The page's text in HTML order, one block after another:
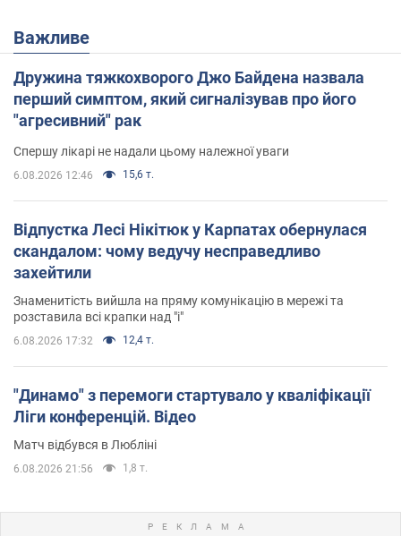
Важливе
Дружина тяжкохворого Джо Байдена назвала
перший симптом, який сигналізував про його
"агресивний" рак
Спершу лікарі не надали цьому належної уваги
6.08.2026 12:46 15,6 т.
Відпустка Лесі Нікітюк у Карпатах обернулася
скандалом: чому ведучу несправедливо
захейтили
Знаменитість вийшла на пряму комунікацію в мережі та
розставила всі крапки над "і"
6.08.2026 17:32 12,4 т.
"Динамо" з перемоги стартувало у кваліфікації
Ліги конференцій. Відео
Матч відбувся в Любліні
6.08.2026 21:56 1,8 т.